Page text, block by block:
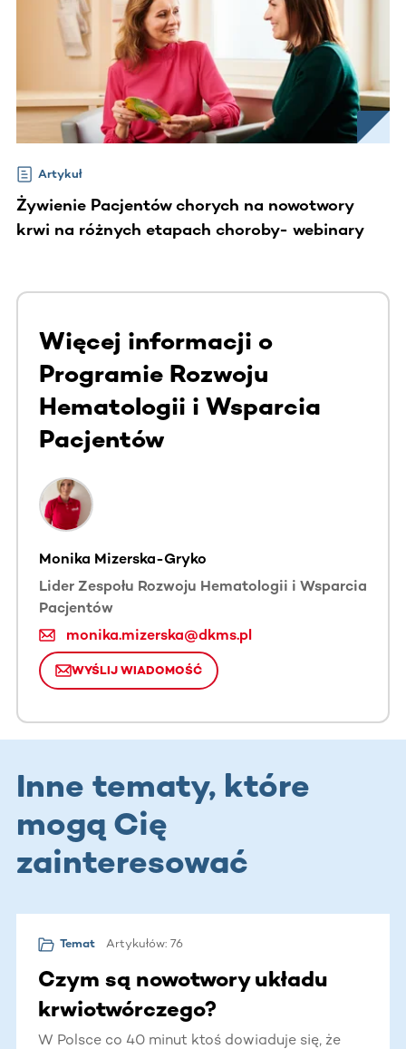
Artykuł
Żywienie Pacjentów chorych na nowotwory
krwi na różnych etapach choroby- webinary
Więcej informacji o
Programie Rozwoju
Hematologii i Wsparcia
Pacjentów
Monika Mizerska-Gryko
Lider Zespołu Rozwoju Hematologii i Wsparcia
Pacjentów
monika.mizerska@dkms.pl
WYŚLIJ WIADOMOŚĆ
Inne tematy, które
mogą Cię
zainteresować
Temat Artykułów: 76
Czym są nowotwory układu
krwiotwórczego?
W Polsce co 40 minut ktoś dowiaduje się, że